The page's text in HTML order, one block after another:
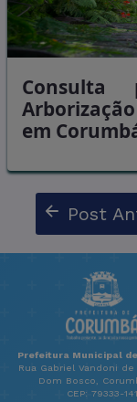
em
Post
Prefeitura Municipal
Rua Gabriel Vandoni de
Dom Bosco,
CEP: 79333-141